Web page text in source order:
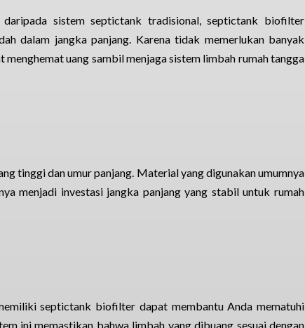
sistem septictank tradisional, septictank biofilter
dalam jangka panjang. Karena tidak memerlukan banyak
uang sambil menjaga sistem limbah rumah tangga
tinggi dan umur panjang. Material yang digunakan umumnya
menjadi investasi jangka panjang yang stabil untuk rumah
septictank biofilter dapat membantu Anda mematuhi
ini memastikan bahwa limbah yang dibuang sesuai dengan